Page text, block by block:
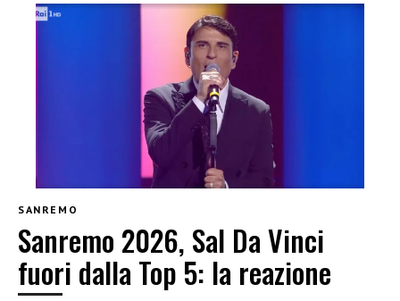
SANREMO
Sanremo 2026, Sal Da Vinci
fuori dalla Top 5: la reazione